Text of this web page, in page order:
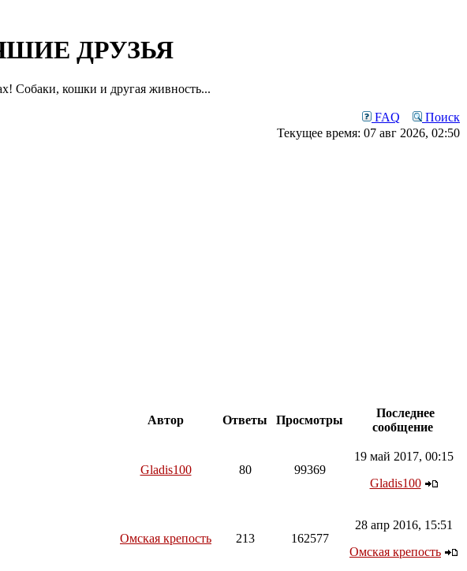
ДРУЗЬЯ
Собаки, кошки и другая живность...
FAQ
Поиск
Текущее время: 07 авг 2026, 02:50
Автор Ответы Просмотры
Последнее
сообщение
Gladis100 80 99369
19 май 2017, 00:15
Gladis100
Омская крепость 213 162577
28 апр 2016, 15:51
Омская крепость